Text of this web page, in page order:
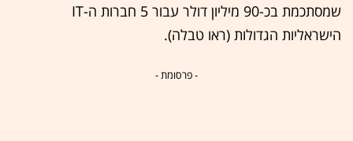
שמסתכמת בכ-90 מיליון דולר עבור 5 חברות ה-IT
הישראליות הגדולות (ראו טבלה).
- פרסומת -